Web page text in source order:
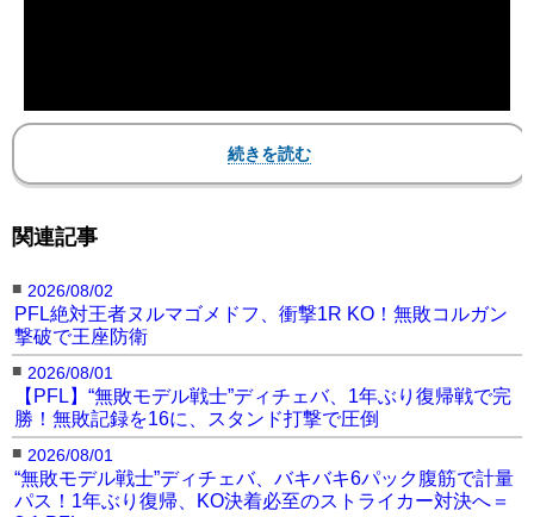
をKO！
SALAMAT ISBULAEV GETS THE BIGGEST
WIN OF HIS CAREER IN THE FIRST ROUND
#RoadToDubai
| LIVE NOW |
the ESPN App:
https://t.co/dT2Kk7I7VV
pic.twitter.com/4GEayeEcXN
— PFL (@PFLMMA)February 7, 2026
関連記事
■ 2026/08/02
PFL絶対王者ヌルマゴメドフ、衝撃1R KO！無敗コルガン
撃破で王座防衛
■ 2026/08/01
【PFL】“無敗モデル戦士”ディチェバ、1年ぶり復帰戦で完
勝！無敗記録を16に、スタンド打撃で圧倒
■ 2026/08/01
“無敗モデル戦士”ディチェバ、バキバキ6パック腹筋で計量
パス！1年ぶり復帰、KO決着必至のストライカー対決へ＝